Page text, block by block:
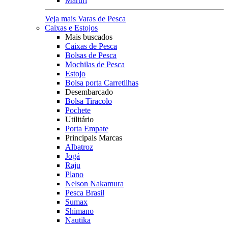
Veja mais Varas de Pesca
Caixas e Estojos
Mais buscados
Caixas de Pesca
Bolsas de Pesca
Mochilas de Pesca
Estojo
Bolsa porta Carretilhas
Desembarcado
Bolsa Tiracolo
Pochete
Utilitário
Porta Empate
Principais Marcas
Albatroz
Jogá
Raju
Plano
Nelson Nakamura
Pesca Brasil
Sumax
Shimano
Nautika